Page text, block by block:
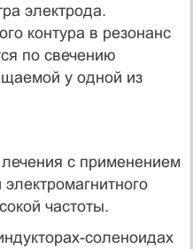
электрода.
контура в резонанс
по свечению
у одной из
с применением
частоты.
соленоидах